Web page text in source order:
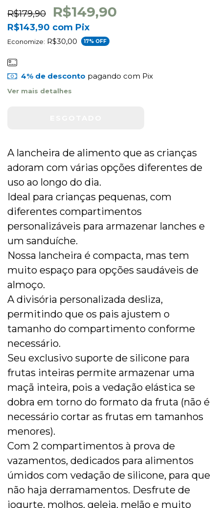
R$179,90 R$149,90
R$143,90 com Pix
Economize: R$30,00 17% OFF
4% de desconto pagando com Pix
Ver mais detalhes
A lancheira de alimento que as crianças
adoram com várias opções diferentes de
uso ao longo do dia.
Ideal para crianças pequenas, com
diferentes compartimentos
personalizáveis para armazenar lanches e
um sanduíche.
Nossa lancheira é compacta, mas tem
muito espaço para opções saudáveis de
almoço.
A divisória personalizada desliza,
permitindo que os pais ajustem o
tamanho do compartimento conforme
necessário.
Seu exclusivo suporte de silicone para
frutas inteiras permite armazenar uma
maçã inteira, pois a vedação elástica se
dobra em torno do formato da fruta (não é
necessário cortar as frutas em tamanhos
menores).
Com 2 compartimentos à prova de
vazamentos, dedicados para alimentos
úmidos com vedação de silicone, para que
não haja derramamentos. Desfrute de
iogurte, molhos, geleia, melão e muito